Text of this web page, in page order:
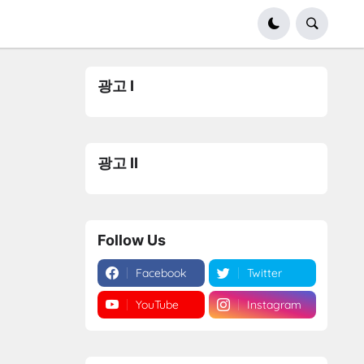
광고 I
광고 II
Follow Us
Facebook Twitter
YouTube Instagram